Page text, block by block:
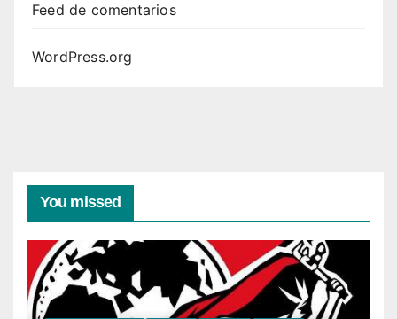
Feed de comentarios
WordPress.org
You missed